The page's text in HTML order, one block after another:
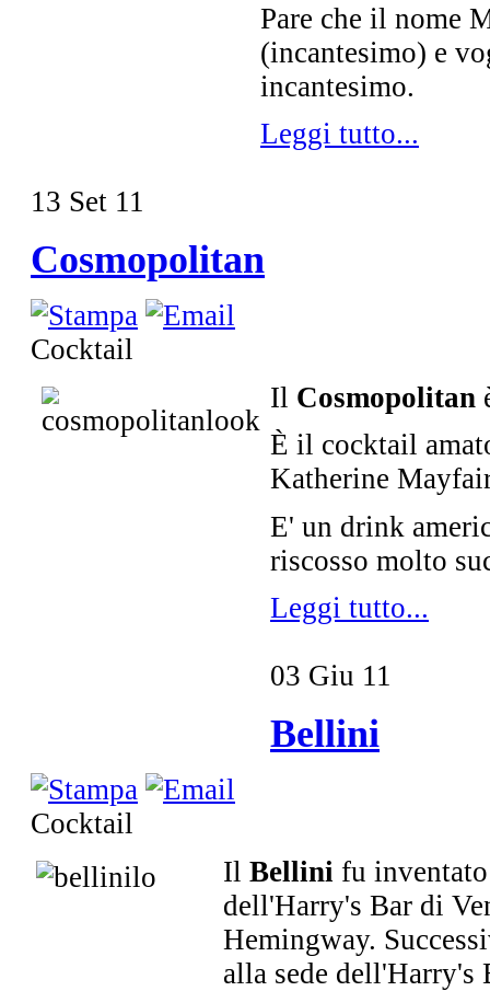
Pare che il nome
(incantesimo) e
incantesimo.
Leggi tutto...
13 Set 11
Cosmopolitan
Cocktail
Il Cosmopolitan
È il cocktail
Katherine
E' un drink
riscosso molto
Leggi tutto...
03 Giu 11
Bellini
Cocktail
Il Bellini fu
dell'Harry's Bar di
Hemingway.
alla sede dell'Harry's